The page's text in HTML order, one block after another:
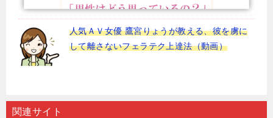
人気ＡＶ女優 鷹宮りょうが教える、彼を虜に
して離さないフェラテク上達法（動画）
関連サイト